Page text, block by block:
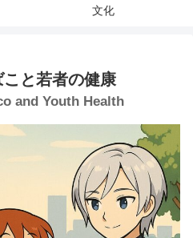
文化
と若者の健康
and Youth Health